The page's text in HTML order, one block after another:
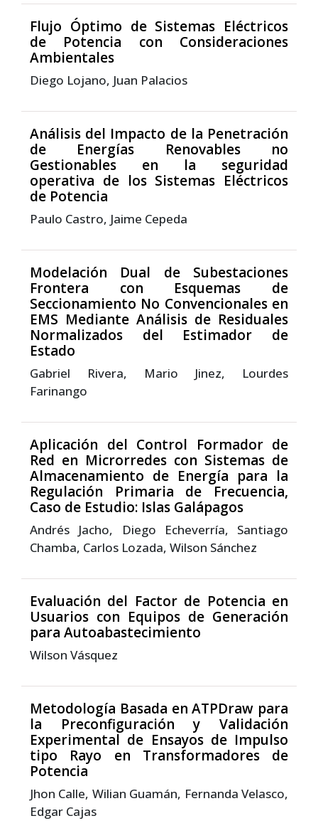
Flujo Óptimo de Sistemas Eléctricos
de Potencia con Consideraciones
Ambientales
Diego Lojano, Juan Palacios
Análisis del Impacto de la Penetración
de Energías Renovables no
Gestionables en la seguridad
operativa de los Sistemas Eléctricos
de Potencia
Paulo Castro, Jaime Cepeda
Modelación Dual de Subestaciones
Frontera con Esquemas de
Seccionamiento No Convencionales en
EMS Mediante Análisis de Residuales
Normalizados del Estimador de
Estado
Gabriel Rivera, Mario Jinez, Lourdes
Farinango
Aplicación del Control Formador de
Red en Microrredes con Sistemas de
Almacenamiento de Energía para la
Regulación Primaria de Frecuencia,
Caso de Estudio: Islas Galápagos
Andrés Jacho, Diego Echeverría, Santiago
Chamba, Carlos Lozada, Wilson Sánchez
Evaluación del Factor de Potencia en
Usuarios con Equipos de Generación
para Autoabastecimiento
Wilson Vásquez
Metodología Basada en ATPDraw para
la Preconfiguración y Validación
Experimental de Ensayos de Impulso
tipo Rayo en Transformadores de
Potencia
Jhon Calle, Wilian Guamán, Fernanda Velasco,
Edgar Cajas